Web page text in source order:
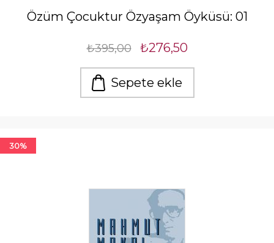
Özüm Çocuktur Özyaşam Öyküsü: 01
₺395,00 ₺276,50
Sepete ekle
30%